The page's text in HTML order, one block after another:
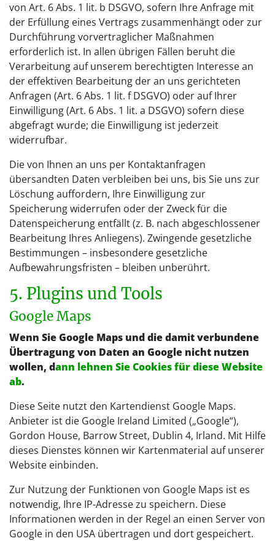
von Art. 6 Abs. 1 lit. b DSGVO, sofern Ihre Anfrage mit
der Erfüllung eines Vertrags zusammenhängt oder zur
Durchführung vorvertraglicher Maßnahmen
erforderlich ist. In allen übrigen Fällen beruht die
Verarbeitung auf unserem berechtigten Interesse an
der effektiven Bearbeitung der an uns gerichteten
Anfragen (Art. 6 Abs. 1 lit. f DSGVO) oder auf Ihrer
Einwilligung (Art. 6 Abs. 1 lit. a DSGVO) sofern diese
abgefragt wurde; die Einwilligung ist jederzeit
widerrufbar.
Die von Ihnen an uns per Kontaktanfragen
übersandten Daten verbleiben bei uns, bis Sie uns zur
Löschung auffordern, Ihre Einwilligung zur
Speicherung widerrufen oder der Zweck für die
Datenspeicherung entfällt (z. B. nach abgeschlossener
Bearbeitung Ihres Anliegens). Zwingende gesetzliche
Bestimmungen – insbesondere gesetzliche
Aufbewahrungsfristen – bleiben unberührt.
5. Plugins und Tools
Google Maps
Wenn Sie Google Maps und die damit verbundene
Übertragung von Daten an Google nicht nutzen
wollen, dann lehnen Sie Cookies für diese Website
ab.
Diese Seite nutzt den Kartendienst Google Maps.
Anbieter ist die Google Ireland Limited („Google“),
Gordon House, Barrow Street, Dublin 4, Irland. Mit Hilfe
dieses Dienstes können wir Kartenmaterial auf unserer
Website einbinden.
Zur Nutzung der Funktionen von Google Maps ist es
notwendig, Ihre IP-Adresse zu speichern. Diese
Informationen werden in der Regel an einen Server von
Google in den USA übertragen und dort gespeichert.